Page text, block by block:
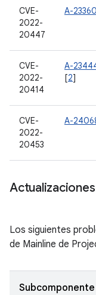
CVE-
2022-
20447
A-
CVE-
2022-
20414
A-
[2]
CVE-
2022-
20453
A-
Los siguientes
de Mainline de
Subcomponente